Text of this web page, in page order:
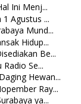
Ini Menj...
Agustus ...
Mund...
Hidup...
Be...
Se...
Hewan...
Ray...
ya...